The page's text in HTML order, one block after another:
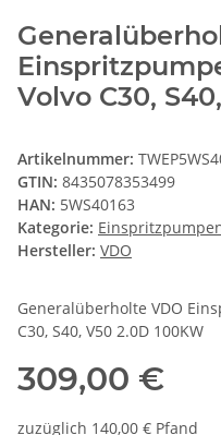
Volvo C30,
Artikelnummer:
GTIN: 8435078353499
HAN: 5WS40163
Kategorie:
Hersteller: VDO
Generalüberholte VDO
C30, S40, V50 2.0D 100KW
309,00 €
zuzüglich 140,00 € Pfand